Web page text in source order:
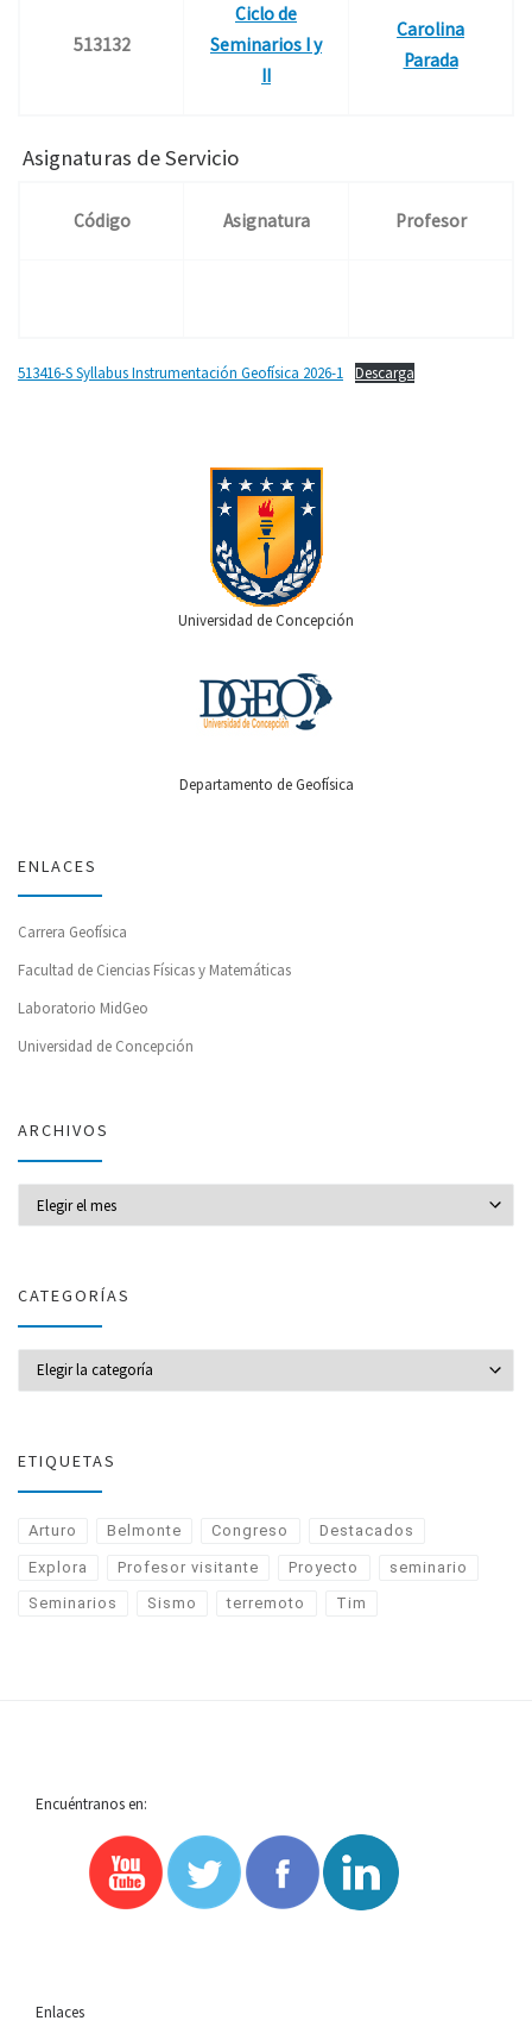
513132
Ciclo de
Seminarios I y
II
Carolina
Parada
Asignaturas de Servicio
Código Asignatura Profesor
513416-S Syllabus Instrumentación Geofísica 2026-1 Descarga
Universidad de Concepción
Departamento de Geofísica
ENLACES
Carrera Geofísica
Facultad de Ciencias Físicas y Matemáticas
Laboratorio MidGeo
Universidad de Concepción
ARCHIVOS
CATEGORÍAS
ETIQUETAS
Arturo Belmonte Congreso Destacados
Explora Profesor visitante Proyecto seminario
Seminarios Sismo terremoto Tim
Encuéntranos en:
Enlaces